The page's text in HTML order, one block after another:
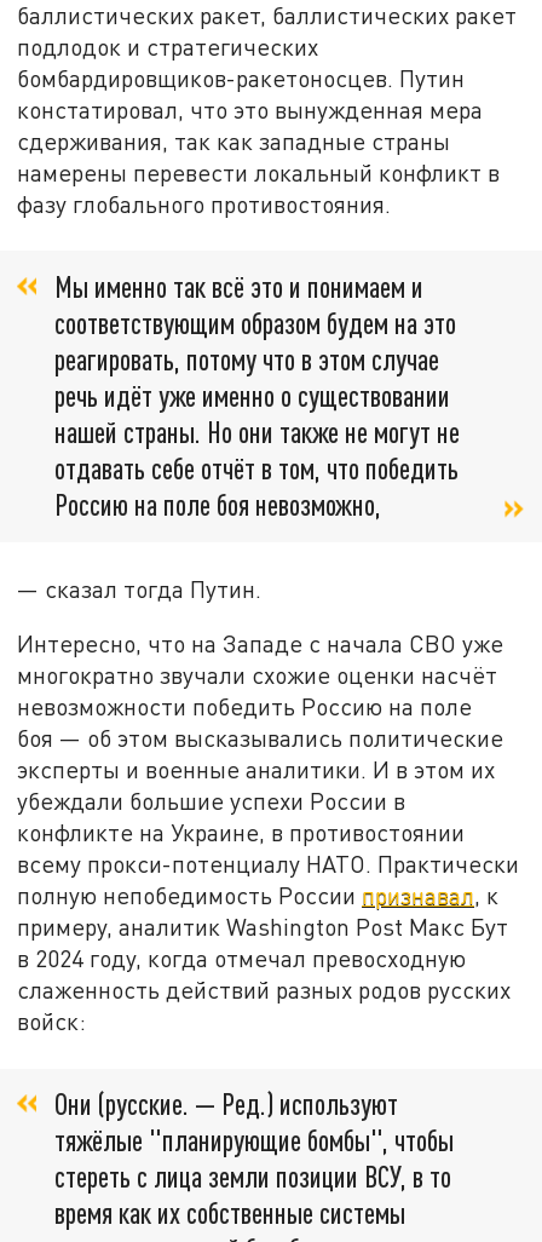
баллистических ракет, баллистических ракет
подлодок и стратегических
бомбардировщиков-ракетоносцев. Путин
констатировал, что это вынужденная мера
сдерживания, так как западные страны
намерены перевести локальный конфликт в
фазу глобального противостояния.
Мы именно так всё это и понимаем и
соответствующим образом будем на это
реагировать, потому что в этом случае
речь идёт уже именно о существовании
нашей страны. Но они также не могут не
отдавать себе отчёт в том, что победить
Россию на поле боя невозможно,
— сказал тогда Путин.
Интересно, что на Западе с начала СВО уже
многократно звучали схожие оценки насчёт
невозможности победить Россию на поле
боя — об этом высказывались политические
эксперты и военные аналитики. И в этом их
убеждали большие успехи России в
конфликте на Украине, в противостоянии
всему прокси-потенциалу НАТО. Практически
полную непобедимость России признавал, к
примеру, аналитик Washington Post Макс Бут
в 2024 году, когда отмечал превосходную
слаженность действий разных родов русских
войск:
Они (русские. — Ред.) используют
тяжёлые "планирующие бомбы", чтобы
стереть с лица земли позиции ВСУ, в то
время как их собственные системы